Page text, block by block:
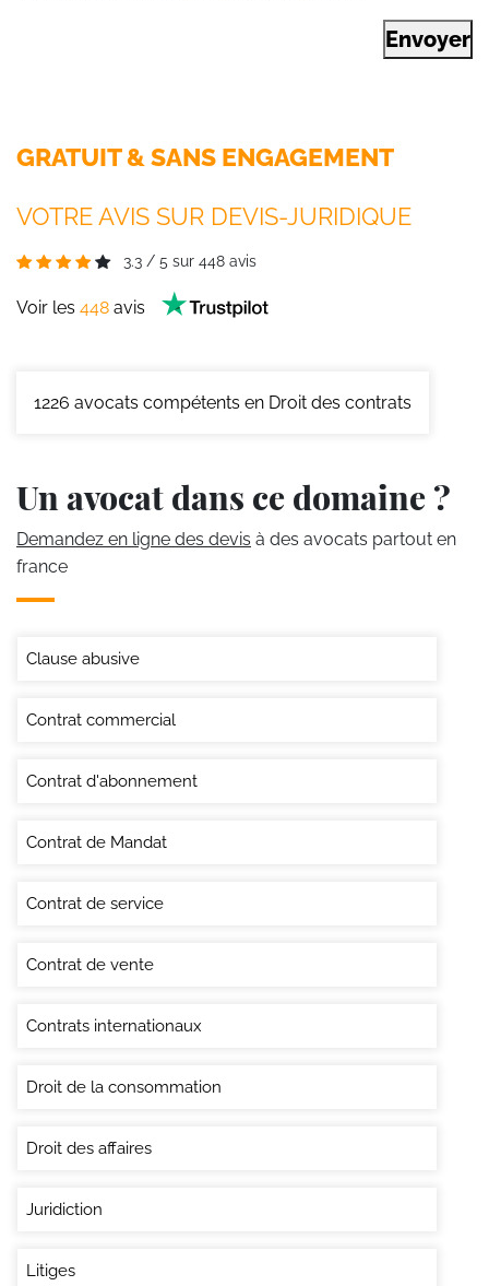
Envoyer
GRATUIT & SANS ENGAGEMENT
VOTRE AVIS SUR DEVIS-JURIDIQUE
3.3 / 5 sur 448 avis
Voir les 448 avis
1226 avocats compétents en Droit des contrats
Un avocat dans ce domaine ?
Demandez en ligne des devis à des avocats partout en
france
Clause abusive
Contrat commercial
Contrat d'abonnement
Contrat de Mandat
Contrat de service
Contrat de vente
Contrats internationaux
Droit de la consommation
Droit des affaires
Juridiction
Litiges